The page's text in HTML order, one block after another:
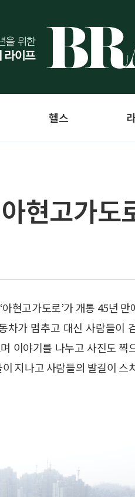
헬스
현고가도
현고가도로’가 개통 45년
가 멈추고 대신 사람들이
이야기를 나누고 사진도 찍
지나고 사람들의 발길이 스